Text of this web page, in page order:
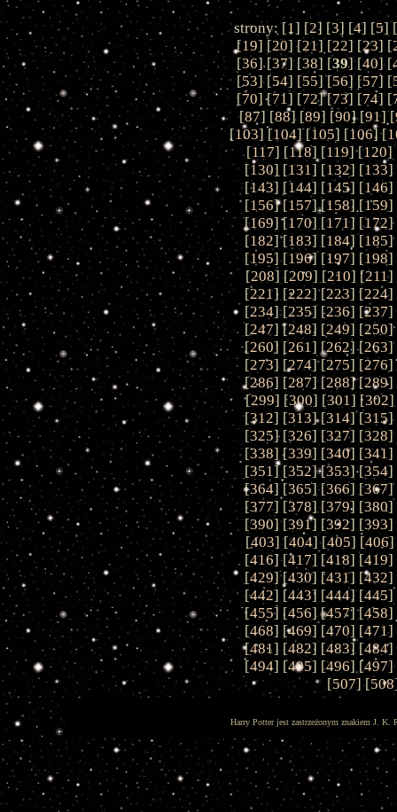
strony: [1] [2] [3] [4] [5] [
[19] [20] [21] [22] [23] [
[36] [37] [38] [39] [40] [
[53] [54] [55] [56] [57] [
[70] [71] [72] [73] [74] [
[87] [88] [89] [90] [91] [
[103] [104] [105] [106] [
[117] [118] [119] [120]
[130] [131] [132] [133]
[143] [144] [145] [146]
[156] [157] [158] [159]
[169] [170] [171] [172]
[182] [183] [184] [185]
[195] [196] [197] [198]
[208] [209] [210] [211]
[221] [222] [223] [224]
[234] [235] [236] [237]
[247] [248] [249] [250]
[260] [261] [262] [263]
[273] [274] [275] [276]
[286] [287] [288] [289]
[299] [300] [301] [302]
[312] [313] [314] [315]
[325] [326] [327] [328]
[338] [339] [340] [341]
[351] [352] [353] [354]
[364] [365] [366] [367]
[377] [378] [379] [380]
[390] [391] [392] [393]
[403] [404] [405] [406]
[416] [417] [418] [419]
[429] [430] [431] [432]
[442] [443] [444] [445]
[455] [456] [457] [458]
[468] [469] [470] [471]
[481] [482] [483] [484]
[494] [495] [496] [497]
[507] [508
Harry Potter jest zastrzeżonym znakiem J. K.